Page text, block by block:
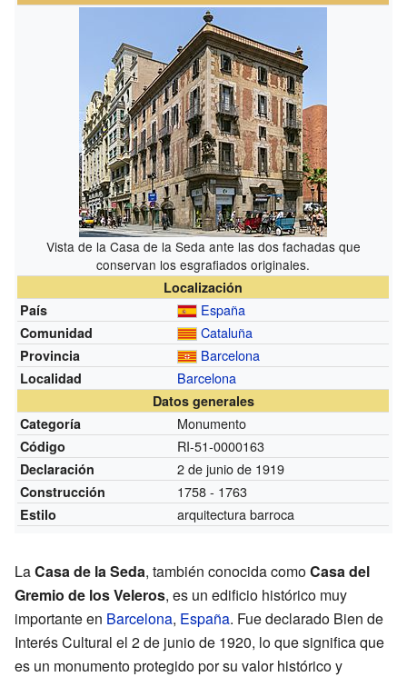
Vista de la Casa de la Seda ante las dos fachadas que
conservan los esgrafiados originales.
Localización
País
España
Comunidad Cataluña
Provincia Barcelona
Localidad Barcelona
Datos generales
Categoría
Monumento
Código RI-51-0000163
Declaración 2 de junio de 1919
Construcción 1758 - 1763
Estilo arquitectura barroca
LaCasa de la Seda, también conocida comoCasa del
Gremio de los Veleros, es un edificio histórico muy
importante en Barcelona, España. Fue declarado Bien de
Interés Cultural el 2 de junio de 1920, lo que significa que
es un monumento protegido por su valor histórico y